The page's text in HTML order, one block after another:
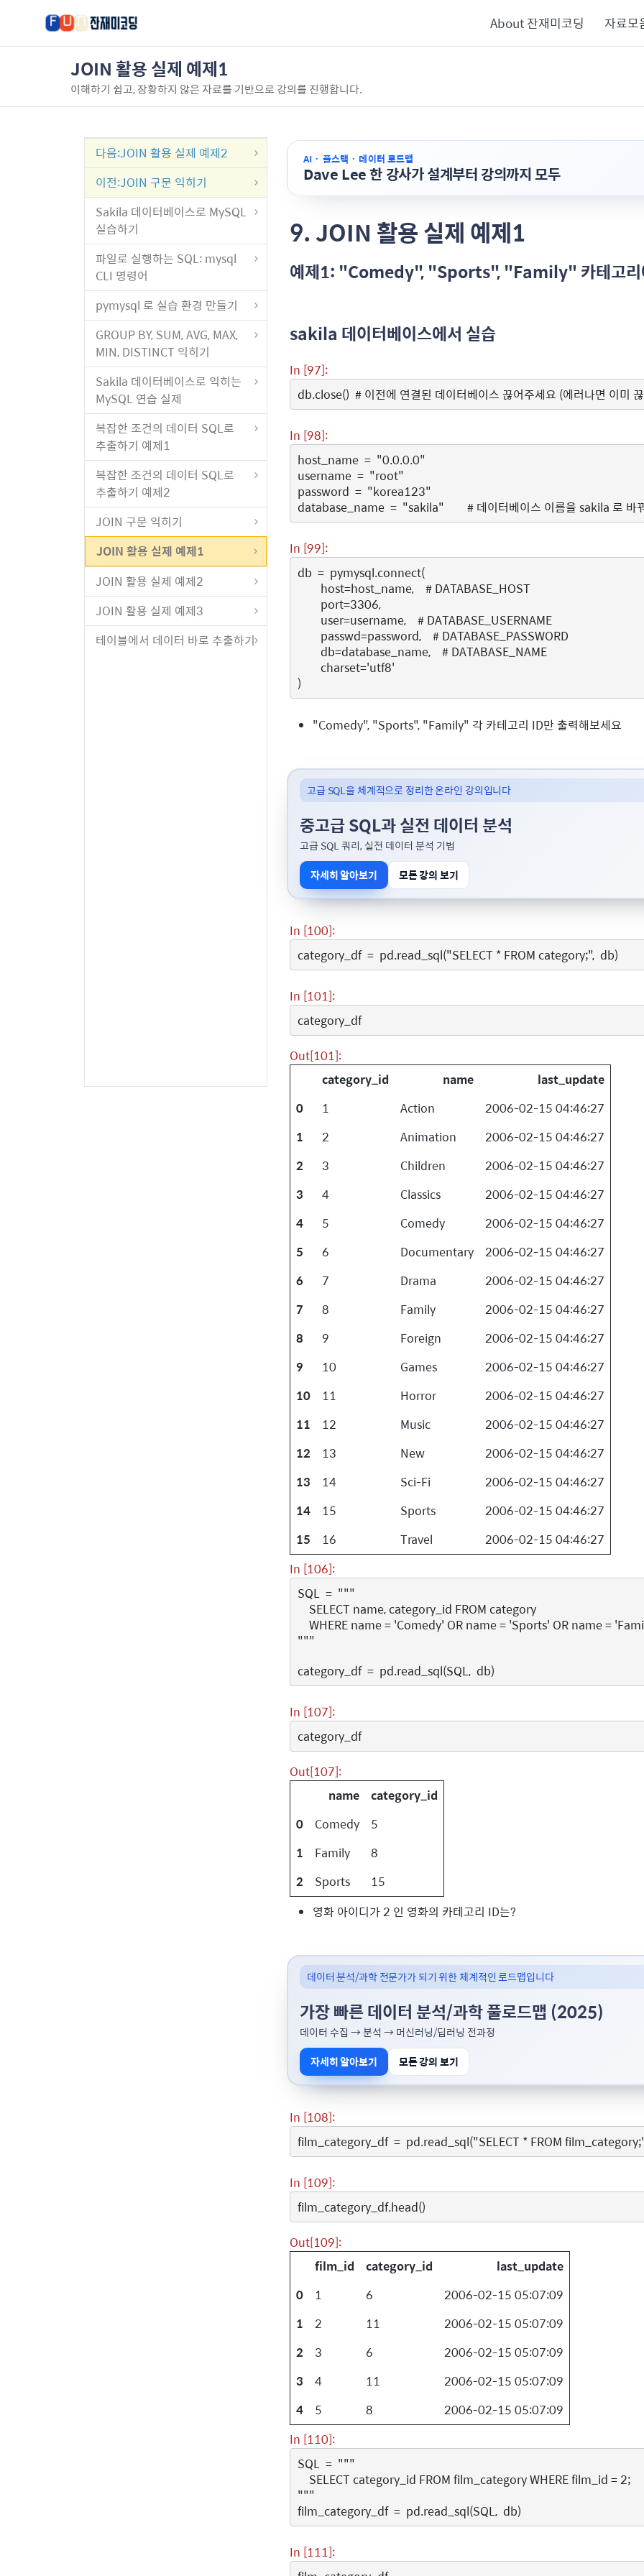
About 잔재미코딩 자료모
JOIN 활용 실제 예제1
이해하기 쉽고, 장황하지 않은 자료를 기반으로 강의를 진행합니다.
다음:JOIN 활용 실제 예제2
이전:JOIN 구문 익히기
Sakila 데이터베이스로 MySQL
실습하기
파일로 실행하는 SQL: mysql
CLI 명령어
pymysql 로 실습 환경 만들기
GROUP BY, SUM, AVG, MAX,
MIN, DISTINCT 익히기
Sakila 데이터베이스로 익히는
MySQL 연습 실제
복잡한 조건의 데이터 SQL로
추출하기 예제1
복잡한 조건의 데이터 SQL로
추출하기 예제2
JOIN 구문 익히기
JOIN 활용 실제 예제1
JOIN 활용 실제 예제2
JOIN 활용 실제 예제3
테이블에서 데이터 바로 추출하기
AI · 풀스택 · 데이터 로드맵
Dave Lee 한 강사가 설계부터 강의까지 모두
9. JOIN 활용 실제 예제1
예제1: "Comedy", "Sports", "Family" 카테고리
sakila 데이터베이스에서 실습
In [97]:
db.close() # 이전에 연결된 데이터베이스 끊어주세요 (에러나면 이미
In [98]:
host_name = "0.0.0.0"
username = "root"
password = "korea123"
database_name = "sakila" # 데이터베이스 이름을 sakila 로 바
In [99]:
db = pymysql.connect(
host=host_name,
# DATABASE_HOST
port=3306,
user=username,
# DATABASE_USERNAME
passwd=password,
# DATABASE_PASSWORD
db=database_name,
# DATABASE_NAME
charset='utf8'
)
"Comedy", "Sports", "Family" 각 카테고리 ID만 출력해보세요
고급 SQL을 체계적으로 정리한 온라인 강의입니다
중고급 SQL과 실전 데이터 분석
고급 SQL 쿼리, 실전 데이터 분석 기법
자세히 알아보기
모든 강의 보기
In [100]:
category_df = pd.read_sql("SELECT * FROM category;", db)
In [101]:
category_df
Out[101]:
category_id
name
last_update
0
1 Action
2006-02-15 04:46:27
1
2 Animation
2006-02-15 04:46:27
2
3 Children
2006-02-15 04:46:27
3
4 Classics
2006-02-15 04:46:27
4
5 Comedy
2006-02-15 04:46:27
5
6 Documentary
2006-02-15 04:46:27
6
7 Drama
2006-02-15 04:46:27
7
8 Family
2006-02-15 04:46:27
8
9 Foreign
2006-02-15 04:46:27
9
10 Games
2006-02-15 04:46:27
10
11 Horror
2006-02-15 04:46:27
11
12 Music
2006-02-15 04:46:27
12
13 New
2006-02-15 04:46:27
13
14 Sci-Fi
2006-02-15 04:46:27
14
15 Sports
2006-02-15 04:46:27
15
16 Travel
2006-02-15 04:46:27
In [106]:
SQL = """
    SELECT name, category_id FROM category
WHERE name = 'Comedy' OR name = 'Sports' OR name =
"""
category_df = pd.read_sql(SQL, db)
In [107]:
category_df
Out[107]:
name
category_id
0
Comedy
5
1
Family
8
2
Sports
15
영화 아이디가 2 인 영화의 카테고리 ID는?
데이터 분석/과학 전문가가 되기 위한 체계적인 로드맵입니다
가장 빠른 데이터 분석/과학 풀로드맵 (2025)
데이터 수집 → 분석 → 머신러닝/딥러닝 전과정
자세히 알아보기
모든 강의 보기
In [108]:
film_category_df = pd.read_sql("SELECT * FROM
In [109]:
film_category_df.head()
Out[109]:
film_id
category_id
last_update
0
1 6
2006-02-15 05:07:09
1
2 11
2006-02-15 05:07:09
2
3 6
2006-02-15 05:07:09
3
4 11
2006-02-15 05:07:09
4
5 8
2006-02-15 05:07:09
In [110]:
SQL = """
    SELECT category_id FROM film_category WHERE film_id = 2;
"""
film_category_df = pd.read_sql(SQL, db)
In [111]: